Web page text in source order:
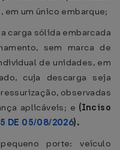
um único embarque;
carga sólida embarcada
sem marca de
de unidades, em
cuja descarga seja
observadas
aplicáveis; e (Inciso
DE 05/08/2026).
porte: veículo